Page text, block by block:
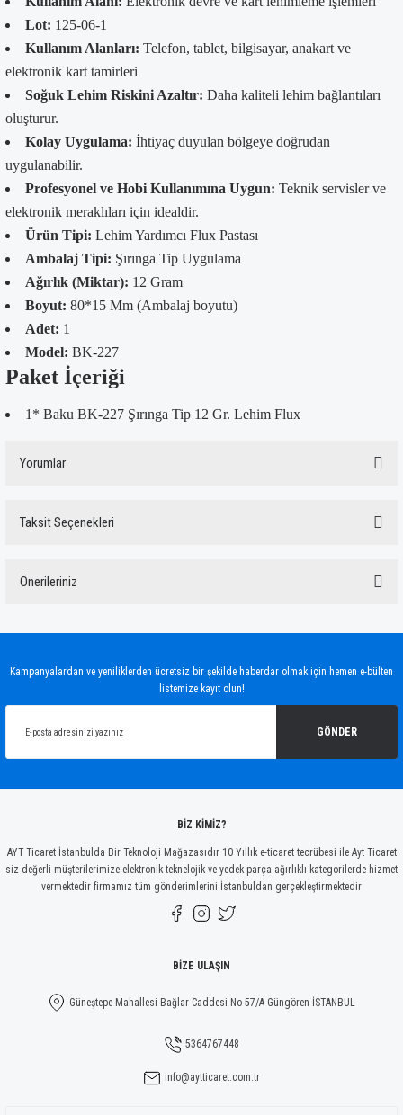
Lot: 125-06-1
Kullanım Alanları: Telefon, tablet, bilgisayar, anakart ve
elektronik kart tamirleri
Soğuk Lehim Riskini Azaltır: Daha kaliteli lehim bağlantıları
oluşturur.
Kolay Uygulama: İhtiyaç duyulan bölgeye doğrudan
uygulanabilir.
Profesyonel ve Hobi Kullanımına Uygun: Teknik servisler ve
elektronik meraklıları için idealdir.
Ürün Tipi: Lehim Yardımcı Flux Pastası
Ambalaj Tipi: Şırınga Tip Uygulama
Ağırlık (Miktar): 12 Gram
Boyut: 80*15 Mm (Ambalaj boyutu)
Adet: 1
Model: BK-227
Paket İçeriği
1* Baku BK-227 Şırınga Tip 12 Gr. Lehim Flux
Yorumlar
Taksit Seçenekleri
Önerileriniz
Ürün açıklamasında eksik bilgiler bulunuyor.
Gönder
Kampanyalardan ve yeniliklerden ücretsiz bir şekilde haberdar olmak için hemen e-bülten
listemize kayıt olun!
GÖNDER
BİZ KİMİZ?
AYT Ticaret İstanbulda Bir Teknoloji Mağazasıdır 10 Yıllık e-ticaret tecrübesi ile Ayt Ticaret
siz değerli müşterilerimize elektronik teknelojik ve yedek parça ağırlıklı kategorilerde hizmet
vermektedir firmamız tüm gönderimlerini İstanbuldan gerçekleştirmektedir
BİZE ULAŞIN
Güneştepe Mahallesi Bağlar Caddesi No 57/A Güngören İSTANBUL
5364767448
info@aytticaret.com.tr